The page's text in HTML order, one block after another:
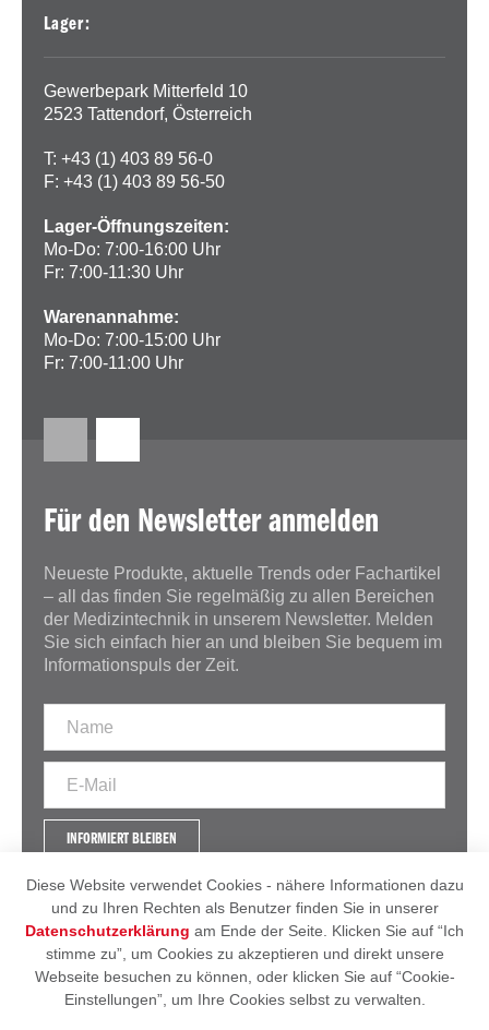
Lager:
Gewerbepark Mitterfeld 10
2523 Tattendorf, Österreich
T: +43 (1) 403 89 56-0
F: +43 (1) 403 89 56-50
Lager-Öffnungszeiten:
Mo-Do: 7:00-16:00 Uhr
Fr: 7:00-11:30 Uhr
Warenannahme:
Mo-Do: 7:00-15:00 Uhr
Fr: 7:00-11:00 Uhr
Für den Newsletter anmelden
Neueste Produkte, aktuelle Trends oder Fachartikel
– all das finden Sie regelmäßig zu allen Bereichen
der Medizintechnik in unserem Newsletter. Melden
Sie sich einfach hier an und bleiben Sie bequem im
Informationspuls der Zeit.
INFORMIERT BLEIBEN
IMPRESSUM
AGB
DATENSCHUTZERKLÄRUNG
Diese Website verwendet Cookies - nähere Informationen dazu
und zu Ihren Rechten als Benutzer finden Sie in unserer
Datenschutzerklärung am Ende der Seite. Klicken Sie auf “Ich
stimme zu”, um Cookies zu akzeptieren und direkt unsere
Webseite besuchen zu können, oder klicken Sie auf “Cookie-
Einstellungen”, um Ihre Cookies selbst zu verwalten.